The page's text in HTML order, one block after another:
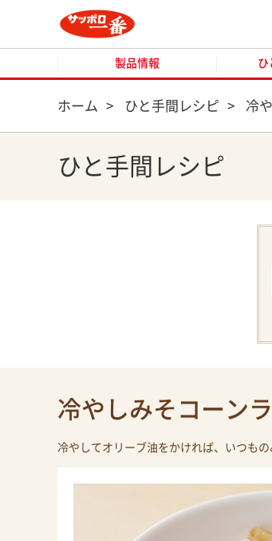
製品情報 ひ
ホーム > ひと手間レシピ > 冷
ひと手間レシピ
冷やしみそコーン
冷やしてオリーブ油をかければ、いつも